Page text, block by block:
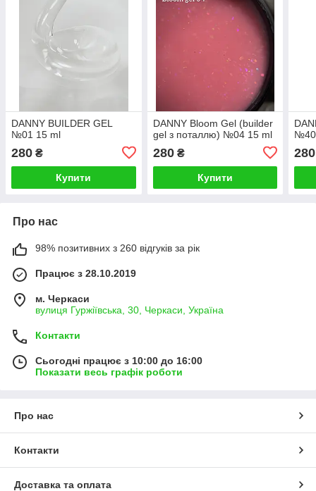
DANNY BUILDER GEL
№01 15 ml
280 ₴
Купити
DANNY Bloom Gel (builder
gel з поталлю) №04 15 ml
280₴
Купити
№40
280
Про нас
98% позитивних з 260 відгуків за рік
Працює з 28.10.2019
м. Черкаси
вулиця Гуржіївська, 30, Черкаси, Україна
Контакти
Сьогодні працює з 10:00 до 16:00
Показати весь графік роботи
Про нас
Контакти
Доставка та оплата